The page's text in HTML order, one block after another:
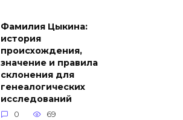
Фамилия Цыкина:
история
происхождения,
значение и правила
склонения для
генеалогических
исследований
0 69